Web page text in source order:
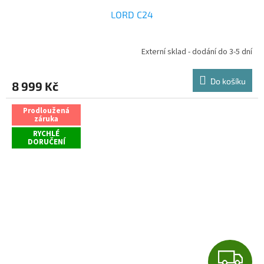
LORD C24
je
5,0
hvězdiček.
Externí sklad - dodání do 3-5 dní
8 999 Kč Do košíku
Prodloužená
záruka
RYCHLÉ
DORUČENÍ
Z